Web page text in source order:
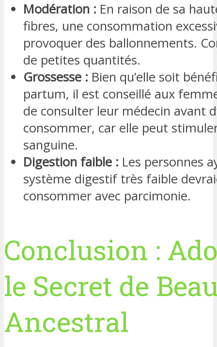
Modération : En raison de sa
fibres, une consommation
provoquer des ballonnements.
de petites quantités.
Grossesse : Bien qu’elle soit
partum, il est conseillé aux
de consulter leur médecin avant
consommer, car elle peut
sanguine.
Digestion faible : Les personnes
système digestif très faible
consommer avec parcimonie.
Conclusion :
le Secret de
Ancestral